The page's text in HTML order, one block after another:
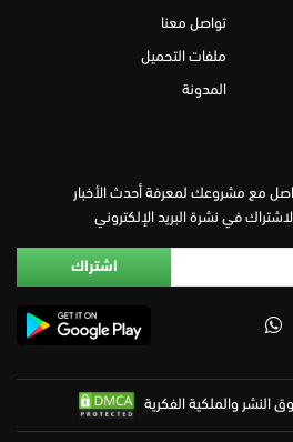
تواصل معنا
ملفات التحميل
المدونة
مع مشروعك لمعرفة أحدث الأخبار
في نشرة البريد الإلكتروني
النشر والملكية الفكرية